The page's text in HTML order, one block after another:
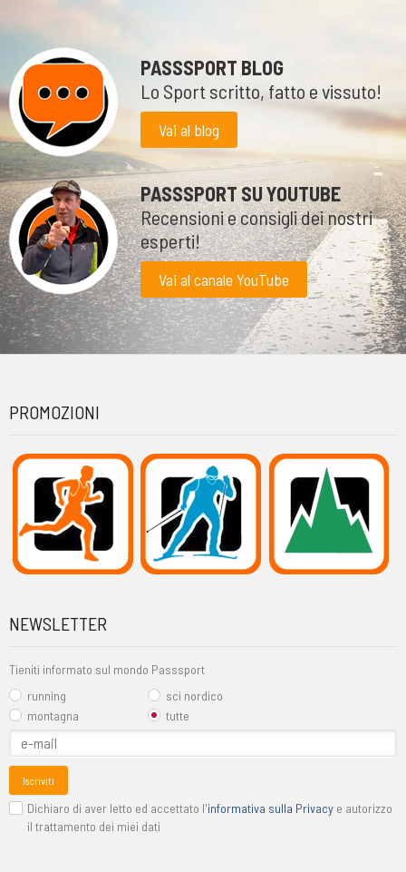
PASSSPORT BLOG
Lo Sport scritto, fatto e vissuto!
Vai al blog
PASSSPORT SU YOUTUBE
Recensioni e consigli dei nostri
esperti!
Vai al canale YouTube
PROMOZIONI
NEWSLETTER
Tieniti informato sul mondo Passsport
running
sci nordico
montagna
tutte
Iscriviti
Dichiaro di aver letto ed accettato l'informativa sulla Privacy e autorizzo
il trattamento dei miei dati